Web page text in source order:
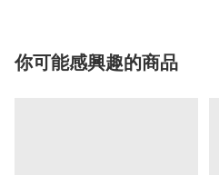
你可能感興趣的商品